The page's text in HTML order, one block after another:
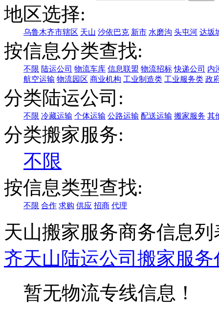
地区选择:
乌鲁木齐市辖区 天山 沙依巴克 新市 水磨沟 头屯河 达坂
按信息分类查找:
不限 陆运公司 物流车库 信息联盟 物流招标 快递公司 内
航空运输 物流园区 商业机构 工业制造类 工业服务类 政
分类陆运公司:
不限 冷藏运输 个体运输 公路运输 配送运输 搬家服务 其
分类搬家服务:
不限
按信息类型查找:
不限 合作 求购 供应 招商 代理
天山搬家服务商务信息列
齐天山陆运公司 搬家服务
暂无物流专线信息！